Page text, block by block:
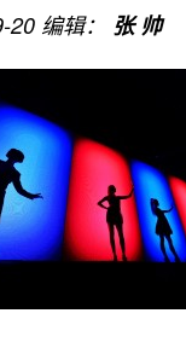
20 编辑： 张 帅